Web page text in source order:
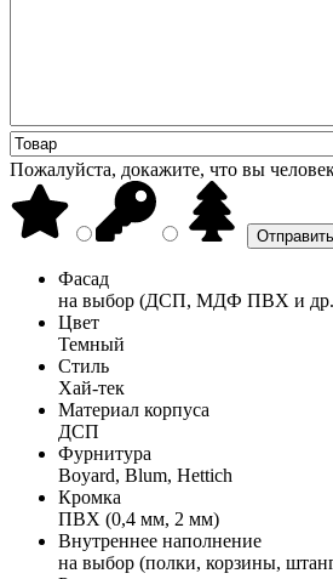
Пожалуйста, докажите, что вы
Фасад
на выбор (ДСП, МДФ ПВХ и
Цвет
Темный
Стиль
Хай-тек
Материал корпуса
ДСП
Фурнитура
Boyard, Blum, Hettich
Кромка
ПВХ (0,4 мм, 2 мм)
Внутреннее наполнение
на выбор (полки, корзины,